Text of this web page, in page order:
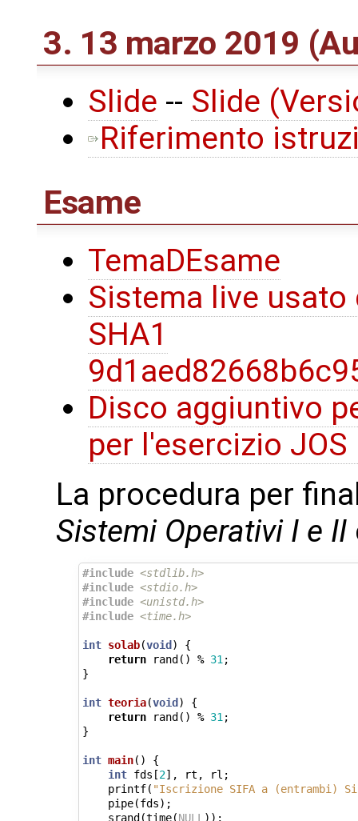
3. 13 marzo 2019
Slide -- Slide
Riferimento
Esame
TemaDEsame
Sistema live usato
SHA1
Disco aggiuntivo
per l'esercizio JOS
La procedura per
Sistemi Operativi I e II
#include <stdlib.h>
#include <stdio.h>
#include <unistd.h>
#include <time.h>
int solab(void )
{
return
rand () % 31;
}
int teoria(void )
{
return
rand () % 31;
}
int main()
{
int fds [2], rt , rl ;
printf( "Iscrizione SIFA a (entrambi)
pipe(fds);
srand (time(NULL ));